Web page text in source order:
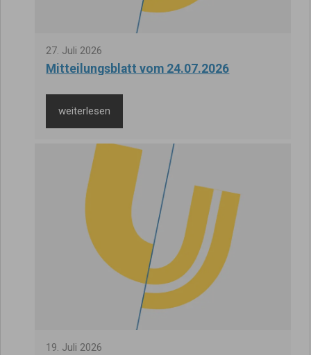
27. Juli 2026
Mitteilungsblatt vom 24.07.2026
weiterlesen
19. Juli 2026